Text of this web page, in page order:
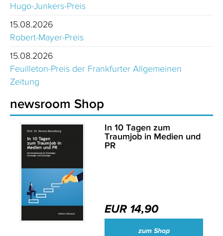
Hugo-Junkers-Preis
15.08.2026
Robert-Mayer-Preis
15.08.2026
Feuilleton-Preis der Frankfurter Allgemeinen
Zeitung
newsroom Shop
In 10 Tagen zum
Traumjob in Medien und
PR
EUR 14,90
zum Shop